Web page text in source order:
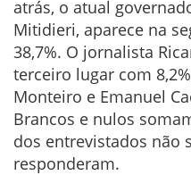
atrás, o atual
Mitidieri, aparece na
38,7%. O jornalista
terceiro lugar com
Monteiro e Emanuel
Brancos e nulos
dos entrevistados não
responderam.